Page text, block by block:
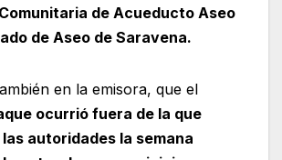
de Acueducto Aseo
de Aseo de Saravena.
en la emisora, que el
ocurrió fuera de la que
autoridades la semana